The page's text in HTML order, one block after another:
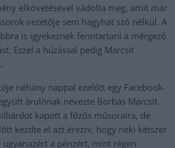
elkövetésével vádolta meg, amit már
vezetője sem hagyhat szó nélkül. A
is igyekeznek fenntartani a mérgező
Ezzel a húzással pedig Marcsit
néhány nappal ezelőtt egy Facebook-
árulónak nevezte Borbás Marcsit.
kapott a főzős műsoraira, de
kezdte el azt érezni, hogy neki kétszer
a pénzért, mint régen.